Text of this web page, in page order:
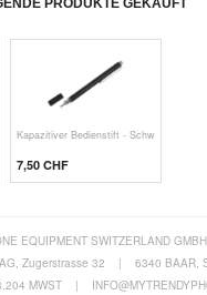
PRODUKTE GEKAUFT
Kapazitiver Bedienstift - Schw
7,50 CHF
EQUIPMENT SWITZERLAND GMBH
Zugerstrasse 32
| 6340 BAAR,
MWST
|